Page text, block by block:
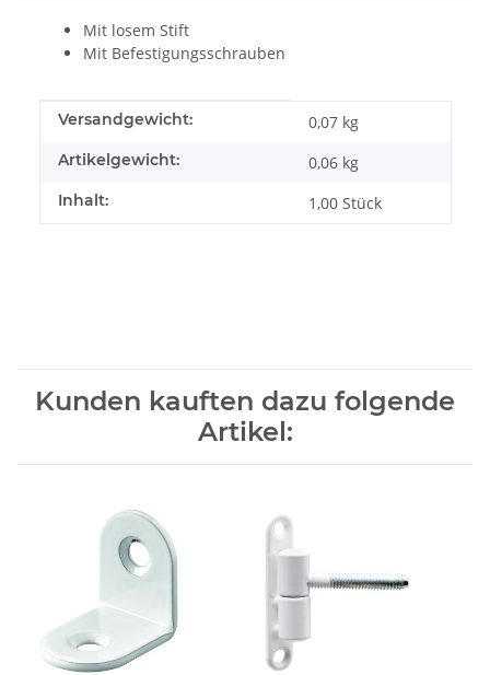
Mit losem Stift
Mit Befestigungsschrauben
Produkteigenschaft
Wert
Versandgewicht: 0,07 kg
Artikelgewicht: 0,06 kg
Inhalt: 1,00 Stück
Kunden kauften dazu folgende
Artikel: